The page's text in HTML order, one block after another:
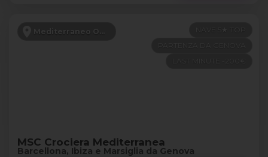
Mediterraneo Occidentale
MSC Crociera Mediterranea
Barcellona, Ibiza e Marsiglia da Genova